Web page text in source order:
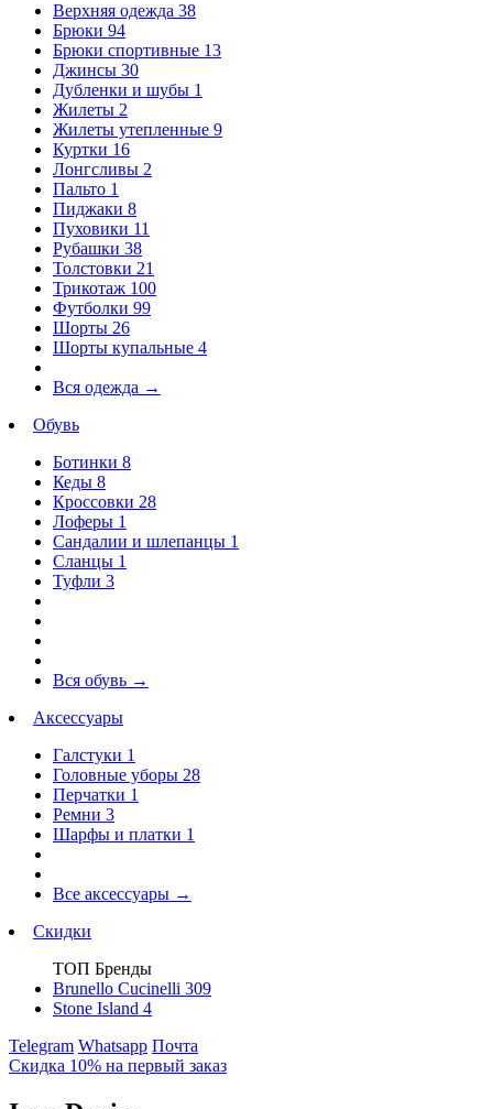
Верхняя одежда 38
Брюки 94
Брюки спортивные 13
Джинсы 30
Дубленки и шубы 1
Жилеты 2
Жилеты утепленные 9
Куртки 16
Лонгсливы 2
Пальто 1
Пиджаки 8
Пуховики 11
Рубашки 38
Толстовки 21
Трикотаж 100
Футболки 99
Шорты 26
Шорты купальные 4
Вся одежда →
Обувь
Ботинки 8
Кеды 8
Кроссовки 28
Лоферы 1
Сандалии и шлепанцы 1
Сланцы 1
Туфли 3
Вся обувь →
Аксессуары
Галстуки 1
Головные уборы 28
Перчатки 1
Ремни 3
Шарфы и платки 1
Все аксессуары →
Скидки
ТОП Бренды
Brunello Cucinelli 309
Stone Island 4
Telegram Whatsapp Почта
Скидка 10% на первый заказ